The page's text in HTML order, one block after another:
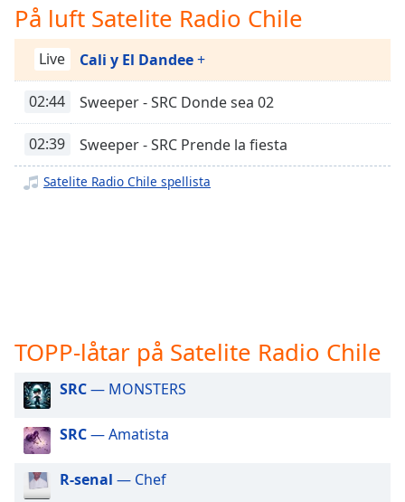
Playback
Rate
Chapters
Descriptions
settings,
subtitles
settings
dialog
subtitles
off
selected
På luft Satelite Radio Chile
Live Cali y El Dandee+
02:44 Sweeper - SRC Donde sea 02
02:39 Sweeper - SRC Prende la fiesta
Satelite Radio Chile spellista
TOPP-låtar på Satelite Radio Chile
SRC— MONSTERS
SRC— Amatista
R-senal — Chef